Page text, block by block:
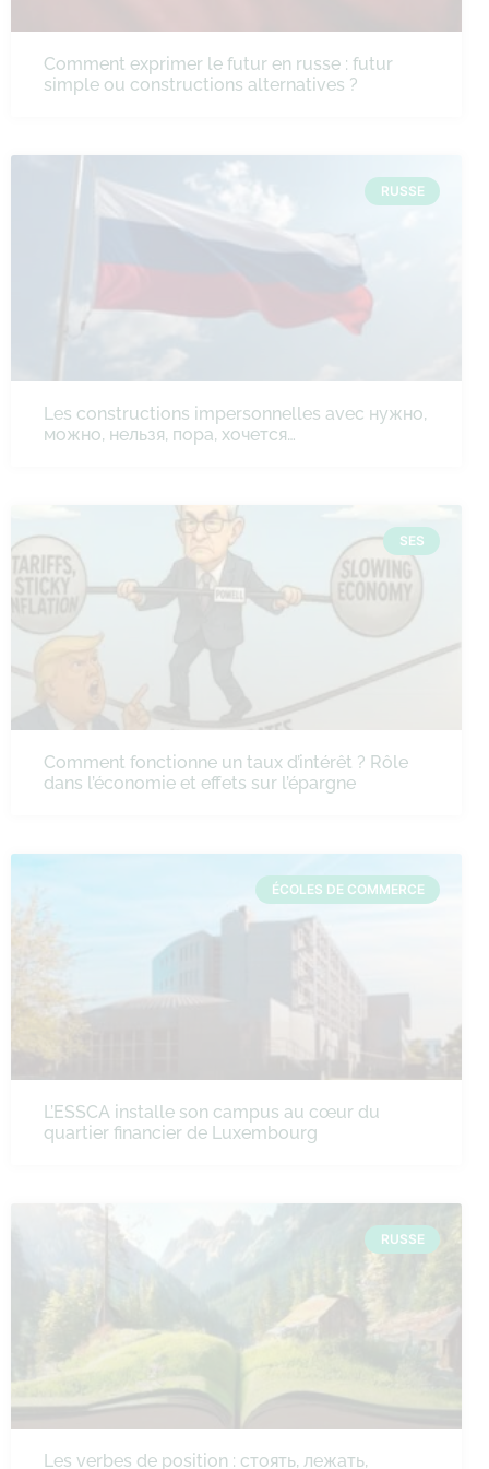
Comment exprimer le futur en russe : futur
simple ou constructions alternatives ?
RUSSE
Les constructions impersonnelles avec нужно,
можно, нельзя, пора, хочется…
SES
Comment fonctionne un taux d’intérêt ? Rôle
dans l’économie et effets sur l’épargne
ÉCOLES DE COMMERCE
L’ESSCA installe son campus au cœur du
quartier financier de Luxembourg
RUSSE
Les verbes de position : стоять, лежать,